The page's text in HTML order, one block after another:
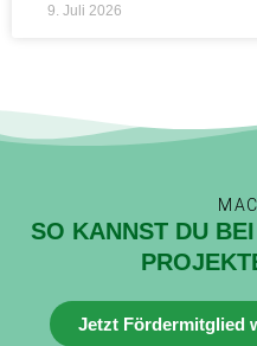
9. Juli 2026
SO KANNST DU
Jetzt Fördermitglied